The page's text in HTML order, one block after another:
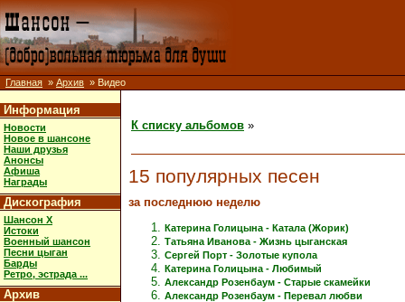
Главная » Архив » Видео
Информация
Новости
Новое в шансоне
Наши друзья
Анонсы
Афиша
Награды
Дискография
Шансон X
Истоки
Военный шансон
Песни цыган
Барды
Ретро, эстрада ...
Архив
К списку альбомов »
15 популярных песен
за последнюю неделю
Катерина Голицына - Катала (Жорик)
Татьяна Иванова - Жизнь цыганская
Сергей Порт - Золотые купола
Катерина Голицына - Любимый
Александр Розенбаум - Старые скамейки
Александр Розенбаум - Перевал любви